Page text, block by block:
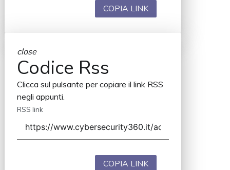
COPIA LINK
close
Codice Rss
Clicca sul pulsante per copiare il link RSS
negli appunti.
RSS link
COPIA LINK